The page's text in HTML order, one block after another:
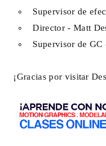
Supervisor de
Director - Matt
Supervisor de
¡Gracias por visitar